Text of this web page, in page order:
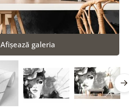
Afişează galeria